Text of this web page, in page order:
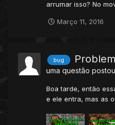
arrumar isso? No
Março 11, 2016
bug
uma questão postou
Boa tarde, então
e ele entra, mas as